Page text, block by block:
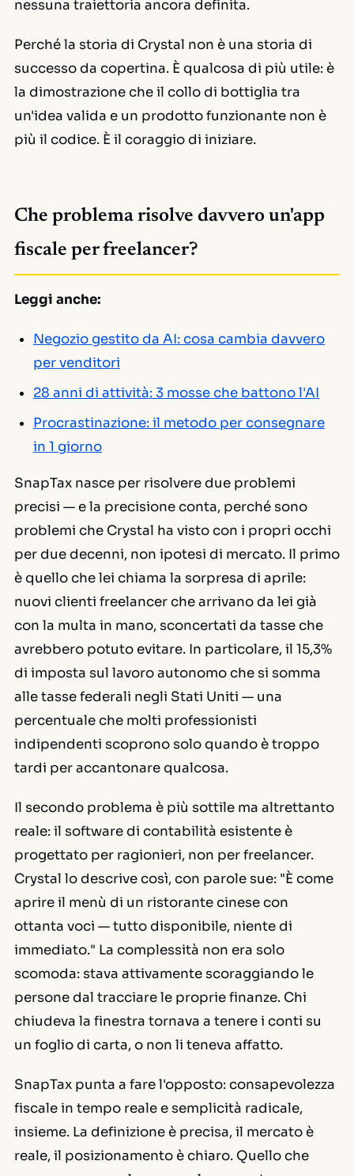
nessuna traiettoria ancora definita.
Perché la storia di Crystal non è una storia di
successo da copertina. È qualcosa di più utile: è
la dimostrazione che il collo di bottiglia tra
un'idea valida e un prodotto funzionante non è
più il codice. È il coraggio di iniziare.
Che problema risolve davvero un'app
fiscale per freelancer?
Leggi anche:
Negozio gestito da AI: cosa cambia davvero
per venditori
28 anni di attività: 3 mosse che battono l'AI
Procrastinazione: il metodo per consegnare
in 1 giorno
SnapTax nasce per risolvere due problemi
precisi — e la precisione conta, perché sono
problemi che Crystal ha visto con i propri occhi
per due decenni, non ipotesi di mercato. Il primo
è quello che lei chiama la sorpresa di aprile:
nuovi clienti freelancer che arrivano da lei già
con la multa in mano, sconcertati da tasse che
avrebbero potuto evitare. In particolare, il 15,3%
di imposta sul lavoro autonomo che si somma
alle tasse federali negli Stati Uniti — una
percentuale che molti professionisti
indipendenti scoprono solo quando è troppo
tardi per accantonare qualcosa.
Il secondo problema è più sottile ma altrettanto
reale: il software di contabilità esistente è
progettato per ragionieri, non per freelancer.
Crystal lo descrive così, con parole sue: "È come
aprire il menù di un ristorante cinese con
ottanta voci — tutto disponibile, niente di
immediato." La complessità non era solo
scomoda: stava attivamente scoraggiando le
persone dal tracciare le proprie finanze. Chi
chiudeva la finestra tornava a tenere i conti su
un foglio di carta, o non li teneva affatto.
SnapTax punta a fare l'opposto: consapevolezza
fiscale in tempo reale e semplicità radicale,
insieme. La definizione è precisa, il mercato è
reale, il posizionamento è chiaro. Quello che